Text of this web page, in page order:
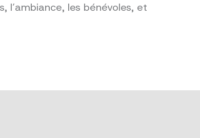
l’ambiance, les bénévoles, et